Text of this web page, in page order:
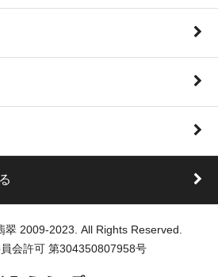
2009-2023. All Rights Reserved.
会許可 第304350807958号